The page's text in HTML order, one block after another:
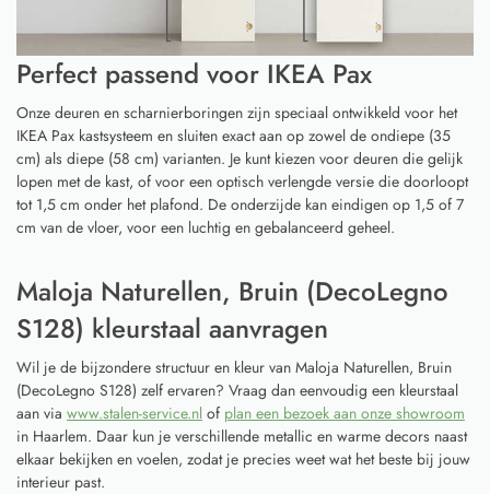
Perfect passend voor IKEA Pax
Onze deuren en scharnierboringen zijn speciaal ontwikkeld voor het
IKEA Pax kastsysteem en sluiten exact aan op zowel de ondiepe (35
cm) als diepe (58 cm) varianten. Je kunt kiezen voor deuren die gelijk
lopen met de kast, of voor een optisch verlengde versie die doorloopt
tot 1,5 cm onder het plafond. De onderzijde kan eindigen op 1,5 of 7
cm van de vloer, voor een luchtig en gebalanceerd geheel.
Maloja Naturellen, Bruin (DecoLegno
S128) kleurstaal aanvragen
Wil je de bijzondere structuur en kleur van Maloja Naturellen, Bruin
(DecoLegno S128) zelf ervaren? Vraag dan eenvoudig een kleurstaal
aan via www.stalen-service.nl of plan een bezoek aan onze showroom
in Haarlem. Daar kun je verschillende metallic en warme decors naast
elkaar bekijken en voelen, zodat je precies weet wat het beste bij jouw
interieur past.